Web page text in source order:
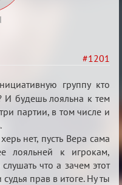
#1201
группу кто
И будешь лояльна к тем
партии, в том числе и
нет, пусть Вера сама
лояльней к игрокам,
что а зачем этот
прав в итоге. Ну ты